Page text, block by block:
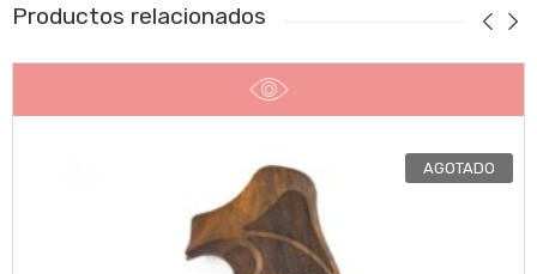
Productos relacionados
AGOTADO